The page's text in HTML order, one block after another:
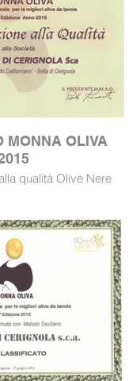
MONNA OLIVA
qualità Olive Nere